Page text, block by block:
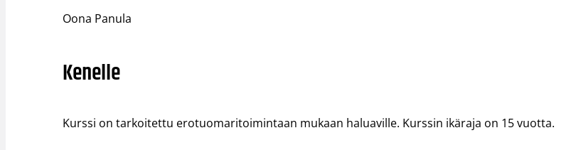
Oona Panula
Kenelle
Kurssi on tarkoitettu erotuomaritoimintaan mukaan haluaville. Kurssin ikäraja on 15 vuotta.